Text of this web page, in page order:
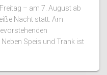
– am 7. August ab
Nacht statt. Am
Speis und Trank ist